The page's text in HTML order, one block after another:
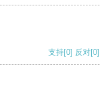
支持[0] 反对[0]